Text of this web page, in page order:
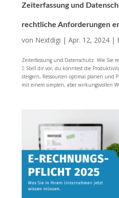
Zeiterfassung und
rechtliche Anforderungen
von Nextdigi | Apr. 12, 2024|
Zeiterfassung und Datenschutz: Wie Sie
 Stell dir vor, du könntest die
steigern, Ressourcen optimal planen und
mit einem simplen, aber wirkungsvollen